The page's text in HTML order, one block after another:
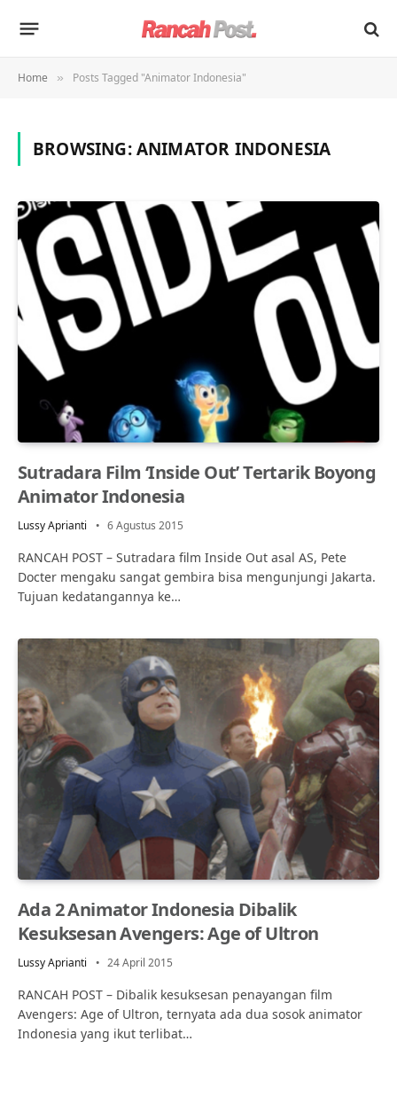
Home » Posts Tagged "Animator Indonesia"
BROWSING:ANIMATOR INDONESIA
Sutradara Film ‘Inside Out’ Tertarik Boyong
Animator Indonesia
Lussy Aprianti 6 Agustus 2015
RANCAH POST – Sutradara film Inside Out asal AS, Pete
Docter mengaku sangat gembira bisa mengunjungi Jakarta.
Tujuan kedatangannya ke…
Ada 2 Animator Indonesia Dibalik
Kesuksesan Avengers: Age of Ultron
Lussy Aprianti 24 April 2015
RANCAH POST – Dibalik kesuksesan penayangan film
Avengers: Age of Ultron, ternyata ada dua sosok animator
Indonesia yang ikut terlibat…